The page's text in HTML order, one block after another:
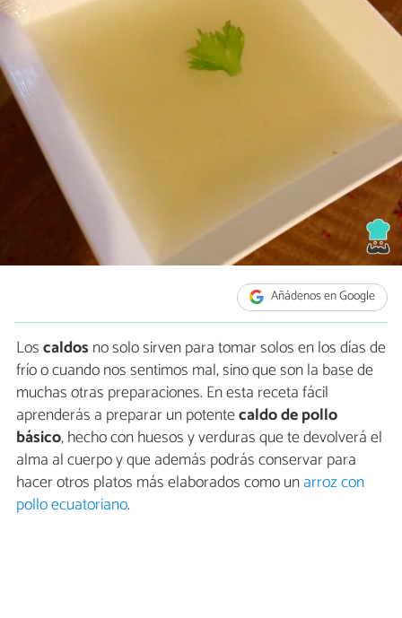
Añádenos en Google
Loscaldos no solo sirven para tomar solos en los días de
frío o cuando nos sentimos mal, sino que son la base de
muchas otras preparaciones. En esta receta fácil
aprenderás a preparar un potentecaldo de pollo
básico, hecho con huesos y verduras que te devolverá el
alma al cuerpo y que además podrás conservar para
hacer otros platos más elaborados como unarroz con
pollo ecuatoriano.